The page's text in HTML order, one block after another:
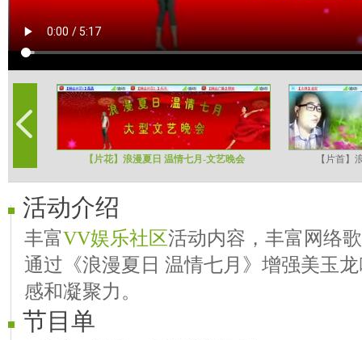
【片花】浪漫夏日 温情七月-文艺晚会 【片首】
活动介绍
丰富VV娱乐社区活动内容，丰富网络
通过《浪漫夏日 温情七月》增强美玉
感和凝聚力。
节目单